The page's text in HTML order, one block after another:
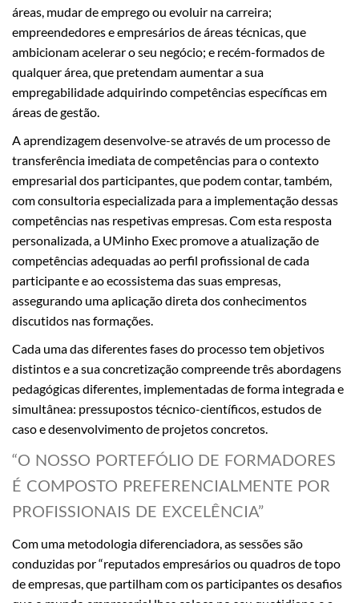
áreas, mudar de emprego ou evoluir na carreira;
empreendedores e empresários de áreas técnicas, que
ambicionam acelerar o seu negócio; e recém-formados de
qualquer área, que pretendam aumentar a sua
empregabilidade adquirindo competências específicas em
áreas de gestão
A aprendizagem desenvolve-se através de um processo de
transferência imediata de competências para o contexto
empresarial dos participantes, que podem contar, também,
com consultoria especializada para a implementação dessas
competências nas respetivas empresas. Com esta resposta
personalizada, a UMinho Exec promove a atualização de
competências adequadas ao perfil profissional de cada
participante e ao ecossistema das suas empresas,
assegurando uma aplicação direta dos conhecimentos
discutidos nas formações.
Cada uma das diferentes fases do processo tem objetivos
distintos e a sua concretização compreende três abordagens
pedagógicas diferentes, implementadas de forma integrada e
simultânea: pressupostos técnico-científicos, estudos de
caso e desenvolvimento de projetos concretos.
“O NOSSO PORTEFÓLIO DE FORMADORES
É COMPOSTO PREFERENCIALMENTE POR
PROFISSIONAIS DE EXCELÊNCIA”
Com uma metodologia diferenciadora, as sessões são
conduzidas por “reputados empresários ou quadros de topo
de empresas, que partilham com os participantes os desafios